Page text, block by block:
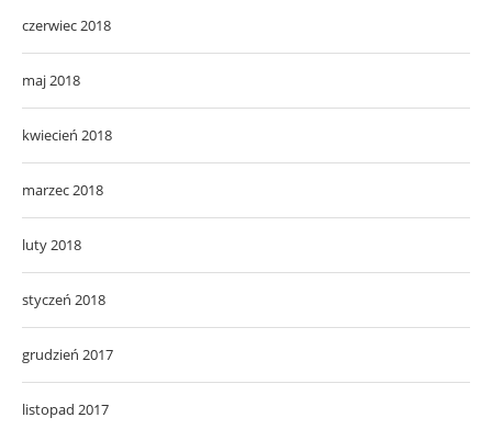
czerwiec 2018
maj 2018
kwiecień 2018
marzec 2018
luty 2018
styczeń 2018
grudzień 2017
listopad 2017